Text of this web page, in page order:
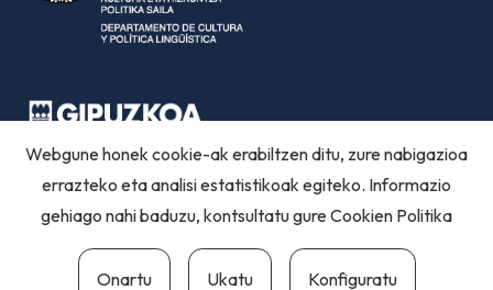
Webgune honek cookie-ak erabiltzen ditu, zure nabigazioa
errazteko eta analisi estatistikoak egiteko. Informazio
gehiago nahi baduzu, kontsultatu gureCookien Politika
Onartu Ukatu Konfiguratu